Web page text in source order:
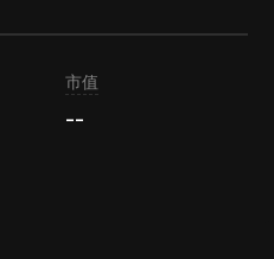
市值
--